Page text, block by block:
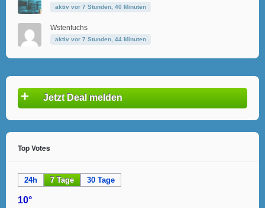
aktiv vor 7 Stunden, 40 Minuten
Wstenfuchs
aktiv vor 7 Stunden, 44 Minuten
+ Jetzt Deal melden
Top Votes
24h 7 Tage 30 Tage
10°